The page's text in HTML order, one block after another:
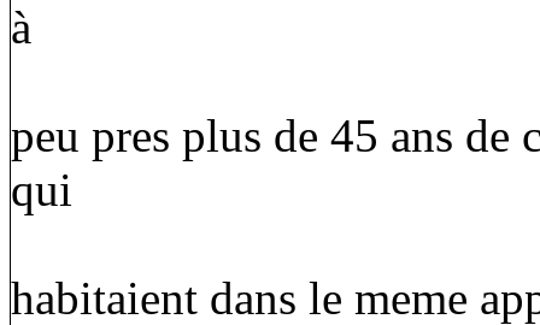
à
peu pres plus de 45 ans
qui
habitaient dans le meme